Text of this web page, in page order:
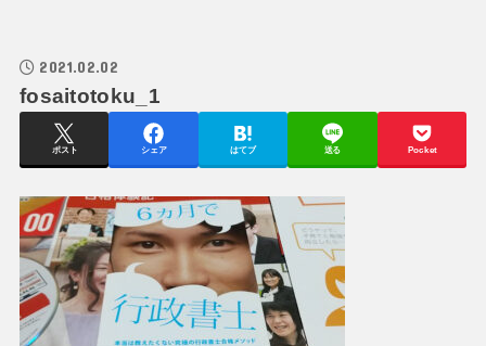
2021.02.02
fosaitotoku_1
ポスト シェア はてブ 送る Pocket